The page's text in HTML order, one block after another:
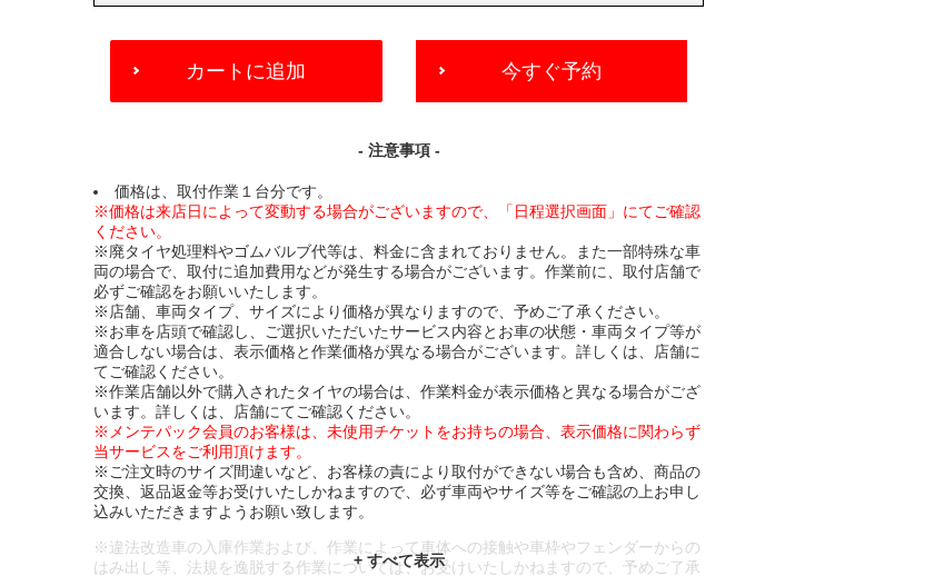
ADD
CART
カートに追加 今すぐ予約
- 注意事項 -
価格は、取付作業１台分です。
※価格は来店日によって変動する場合がございますので、「日程選択画面」にてご確認
ください。
※廃タイヤ処理料やゴムバルブ代等は、料金に含まれておりません。また一部特殊な車
両の場合で、取付に追加費用などが発生する場合がございます。作業前に、取付店舗で
必ずご確認をお願いいたします。
※店舗、車両タイプ、サイズにより価格が異なりますので、予めご了承ください。
※お車を店頭で確認し、ご選択いただいたサービス内容とお車の状態・車両タイプ等が
適合しない場合は、表示価格と作業価格が異なる場合がございます。詳しくは、店舗に
てご確認ください。
※作業店舗以外で購入されたタイヤの場合は、作業料金が表示価格と異なる場合がござ
います。詳しくは、店舗にてご確認ください。
※メンテパック会員のお客様は、未使用チケットをお持ちの場合、表示価格に関わらず
当サービスをご利用頂けます。
※ご注文時のサイズ間違いなど、お客様の責により取付ができない場合も含め、商品の
交換、返品返金等お受けいたしかねますので、必ず車両やサイズ等をご確認の上お申し
込みいただきますようお願い致します。
※違法改造車の入庫作業および、作業によって車体への接触や車枠やフェンダーからの
はみ出し等、法規を逸脱する作業については、お受けいたしかねますので、予めご了承